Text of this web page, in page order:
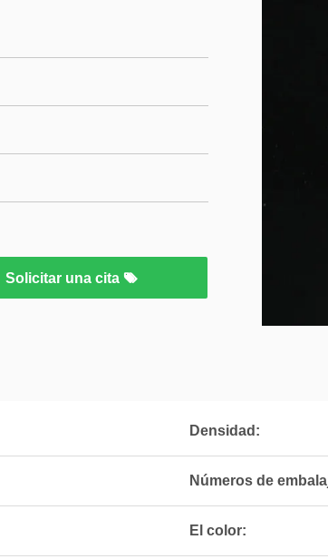
Solicitar una cita
Densidad:
Números de
El color: